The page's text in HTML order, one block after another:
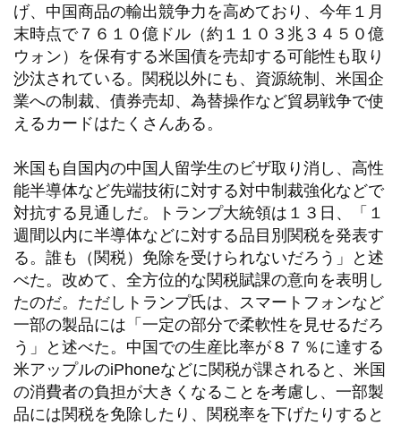
げ、中国商品の輸出競争力を高めており、今年１月
末時点で７６１０億ドル（約１１０３兆３４５０億
ウォン）を保有する米国債を売却する可能性も取り
沙汰されている。関税以外にも、資源統制、米国企
業への制裁、債券売却、為替操作など貿易戦争で使
えるカードはたくさんある。
米国も自国内の中国人留学生のビザ取り消し、高性
能半導体など先端技術に対する対中制裁強化などで
対抗する見通しだ。トランプ大統領は１３日、「１
週間以内に半導体などに対する品目別関税を発表す
る。誰も（関税）免除を受けられないだろう」と述
べた。改めて、全方位的な関税賦課の意向を表明し
たのだ。ただしトランプ氏は、スマートフォンなど
一部の製品には「一定の部分で柔軟性を見せるだろ
う」と述べた。中国での生産比率が８７％に達する
米アップルのiPhoneなどに関税が課されると、米国
の消費者の負担が大きくなることを考慮し、一部製
品には関税を免除したり、関税率を下げたりすると